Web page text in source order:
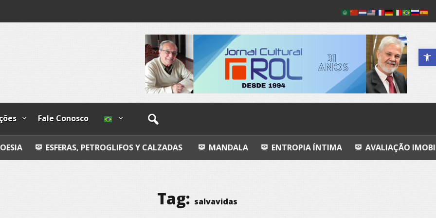
Abrir a
Fale Conosco
PETROGLIFOS Y CALZADAS MANDALA ENTROPIA ÍNTIMA AVALIAÇÃO IMOBILIÁRIA DO
Tag: salvavidas